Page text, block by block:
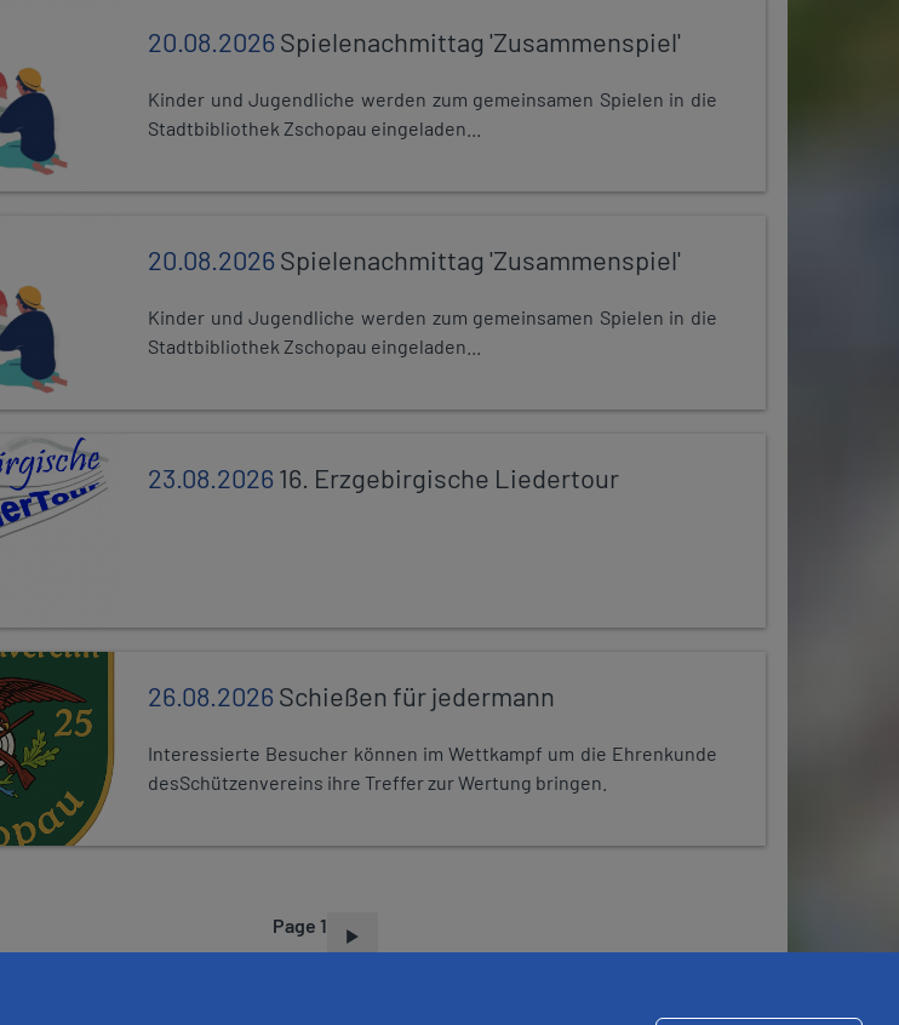
20.08.2026Spielenachmittag 'Zusammenspiel'
Kinder und Jugendliche werden zum gemeinsamen Spielen in die
Stadtbibliothek Zschopau eingeladen...
20.08.2026Spielenachmittag 'Zusammenspiel'
Kinder und Jugendliche werden zum gemeinsamen Spielen in die
Stadtbibliothek Zschopau eingeladen...
23.08.202616. Erzgebirgische Liedertour
26.08.2026Schießen für jedermann
Interessierte Besucher können im Wettkampf um die Ehrenkunde
desSchützenvereins ihre Treffer zur Wertung bringen.
Page 1